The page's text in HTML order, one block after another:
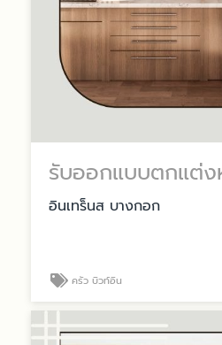
รับออกแบบตกแต่
อินเทร็นส บางกอก
ครัว บิวท์อิน